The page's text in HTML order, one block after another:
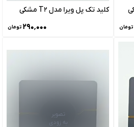
تومان
کلید تک پل ویرا مدل T2 مشکی
۲۹۰٬۰۰۰ تومان
تصویر
به زودی